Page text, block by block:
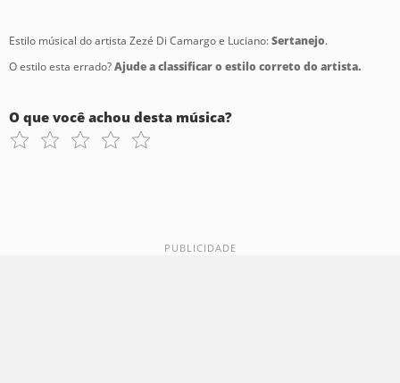
Estilo músical do artista Zezé Di Camargo e Luciano:Sertanejo.
O estilo esta errado?Ajude a classificar o estilo correto do artista.
O que você achou desta música?